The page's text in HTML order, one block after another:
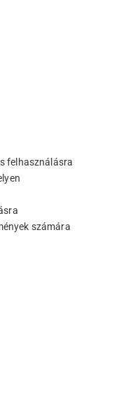
felhasználásra
számára